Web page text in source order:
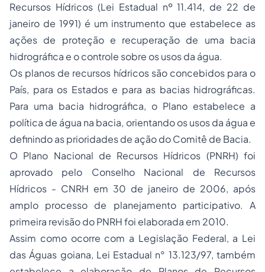
Recursos Hídricos (Lei Estadual nº 11.414, de 22 de
janeiro de 1991) é um instrumento que estabelece as
ações de proteção e recuperação de uma bacia
hidrográfica e o controle sobre os usos da água.
Os planos de recursos hídricos são concebidos para o
País, para os Estados e para as bacias hidrográficas.
Para uma bacia hidrográfica, o Plano estabelece a
política de água na bacia, orientando os usos da água e
definindo as prioridades de ação do Comitê de Bacia.
O Plano Nacional de Recursos Hídricos (PNRH) foi
aprovado pelo Conselho Nacional de Recursos
Hídricos - CNRH em 30 de janeiro de 2006, após
amplo processo de planejamento participativo. A
primeira revisão do PNRH foi elaborada em 2010.
Assim como ocorre com a Legislação Federal, a Lei
das Águas goiana, Lei Estadual n° 13.123/97, também